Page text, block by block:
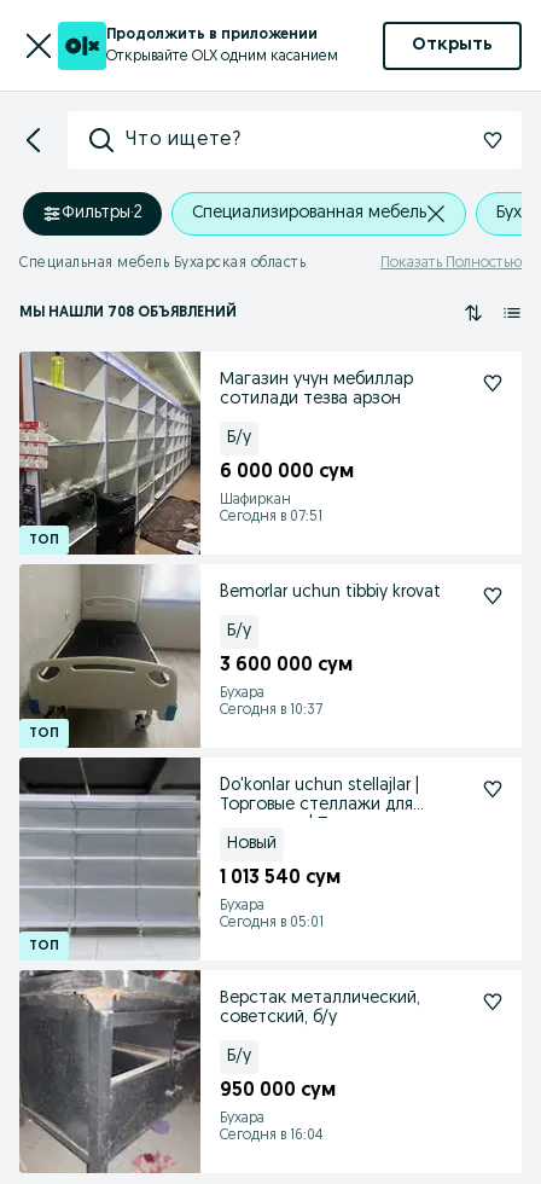
Продолжить в приложении
Открывайте OLX одним касанием
Открыть
Что ищете?
Фильтры·2 Специализированная мебель
Специальная мебель Бухарская область Показать Полностью
МЫ НАШЛИ 708 ОБЪЯВЛЕНИЙ
Магазин учун мебиллар
сотилади тезва арзон
Б/у
6 000 000 сум
Шафиркан
Сегодня в 07:51
Bemorlar uchun tibbiy krovat
Б/у
3 600 000 сум
Бухара
Сегодня в 10:37
Do'konlar uchun stellajlar |
Торговые стеллажи для
Новый
1 013 540 сум
Бухара
Сегодня в 05:01
Верстак металлический,
советский, б/у
Б/у
950 000 сум
Бухара
Сегодня в 16:04